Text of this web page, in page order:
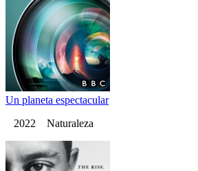
Un planeta espectacular
2022 Naturaleza